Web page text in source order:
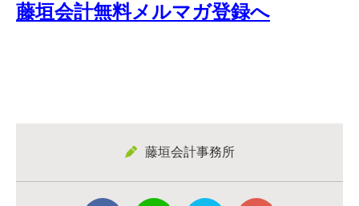
藤垣会計無料メルマガ登録へ
藤垣会計事務所